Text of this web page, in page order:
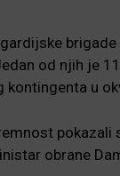
od njih je
kontingenta u
pokazali
obrane